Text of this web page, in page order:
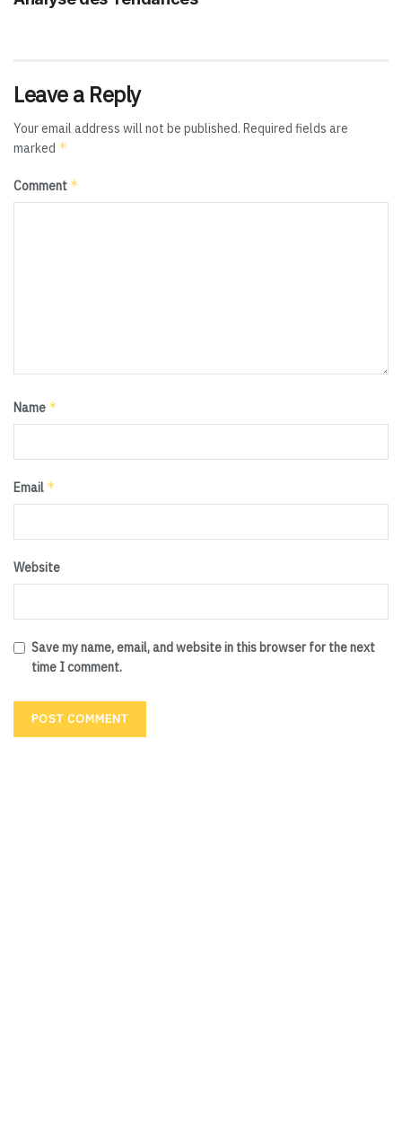
Leave a Reply
Your email address will not be published. Required fields are
marked *
Comment *
Name *
Email *
Website
Save my name, email, and website in this browser for the next
time I comment.